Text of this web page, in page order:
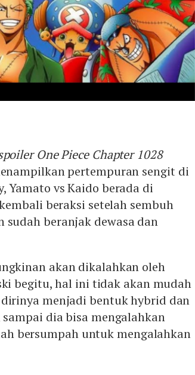
One Piece Chapter 1028
pertempuran sengit di
Yamato vs Kaido berada di
beraksi setelah sembuh
sudah beranjak dewasa dan
akan dikalahkan oleh
begitu, hal ini tidak akan mudah
menjadi bentuk hybrid dan
dia bisa mengalahkan
bersumpah untuk mengalahkan